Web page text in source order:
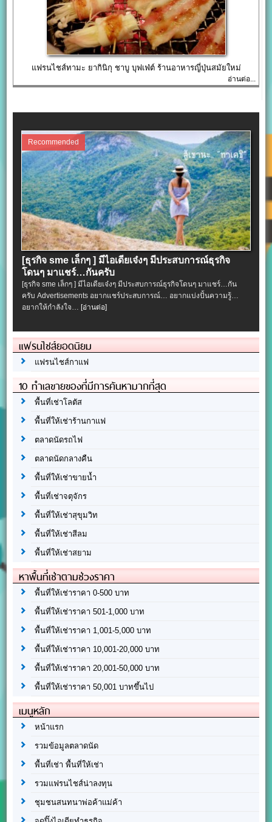
แฟรนไชส์ทามะ ยากินิกุ ชาบู บุฟเฟ่ต์ ร้านอาหารญี่ปุ่นสมัยใหม่
อ่านต่อ...
Recommended
[ธุรกิจ sme เล็กๆ ] มีไอเดียเจ๋งๆ มีประสบการณ์ธุรกิจ
โดนๆ มาแชร์…กันครับ
[ธุรกิจ sme เล็กๆ ] มีไอเดียเจ๋งๆ มีประสบการณ์ธุรกิจโดนๆ มาแชร์…กัน
ครับ Advertisements อยากแชร์ประสบการณ์… อยากแบ่งปั้นความรู้…
อยากให้กำลังใจ…[อ่านต่อ]
แฟรนไชส์ยอดนิยม
แฟรนไชส์กาแฟ
10 ทำเลขายของที่มีการค้นหามากที่สุด
พื้นที่เช่าโลตัส
พื้นที่ให้เช่าร้านกาแฟ
ตลาดนัดรถไฟ
ตลาดนัดกลางคืน
พื้นที่ให้เช่าขายน้ำ
พื้นที่เช่าจตุจักร
พื้นที่ให้เช่าสุขุมวิท
พื้นที่ให้เช่าสีลม
พื้นที่ให้เช่าสยาม
หาพื้นที่เช่าตามช่วงราคา
พื้นที่ให้เช่าราคา 0-500 บาท
พื้นที่ให้เช่าราคา 501-1,000 บาท
พื้นที่ให้เช่าราคา 1,001-5,000 บาท
พื้นที่ให้เช่าราคา 10,001-20,000 บาท
พื้นที่ให้เช่าราคา 20,001-50,000 บาท
พื้นที่ให้เช่าราคา 50,001 บาทขึ้นไป
เมนูหลัก
หน้าแรก
รวมข้อมูลตลาดนัด
พื้นที่เช่า พื้นที่ให้เช่า
รวมแฟรนไชส์น่าลงทุน
ชุมชนสนทนาพ่อค้าแม่ค้า